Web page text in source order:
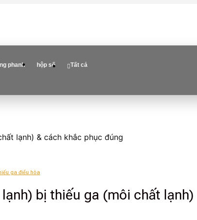
phanh hộp số Tất cả
lạnh) & cách khắc phục đúng
ga điều hòa
bị thiếu ga (môi chất